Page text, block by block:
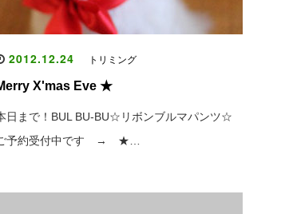
2012.12.24 トリミング
X'mas Eve ★
日まで！BUL BU-BU☆リボンブルマパンツ☆
予約受付中です → ★…